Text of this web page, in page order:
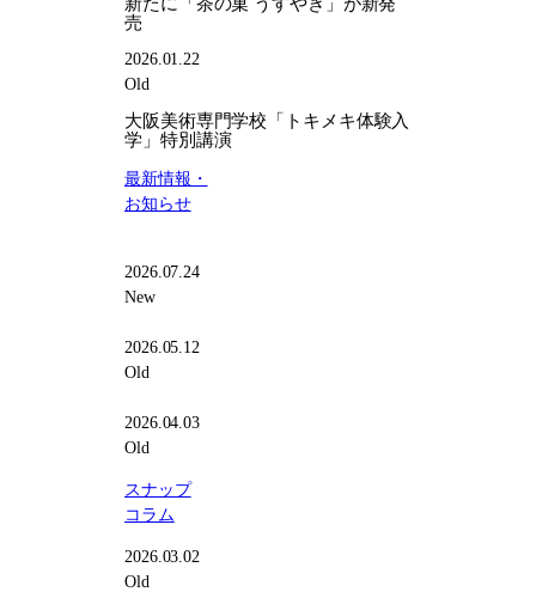
体
特
別
演
売
2026.01.22
Old
大阪美術専門学校「トキメキ体験入
学」特別講演
最新情報・
お知らせ
2026.07.24
New
2026.05.12
Old
2026.04.03
Old
スナップ
コラム
2026.03.02
Old